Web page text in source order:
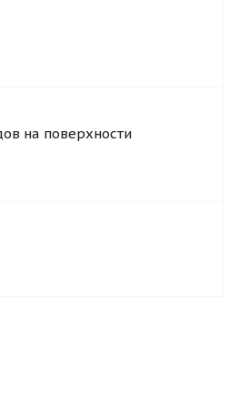
на поверхности